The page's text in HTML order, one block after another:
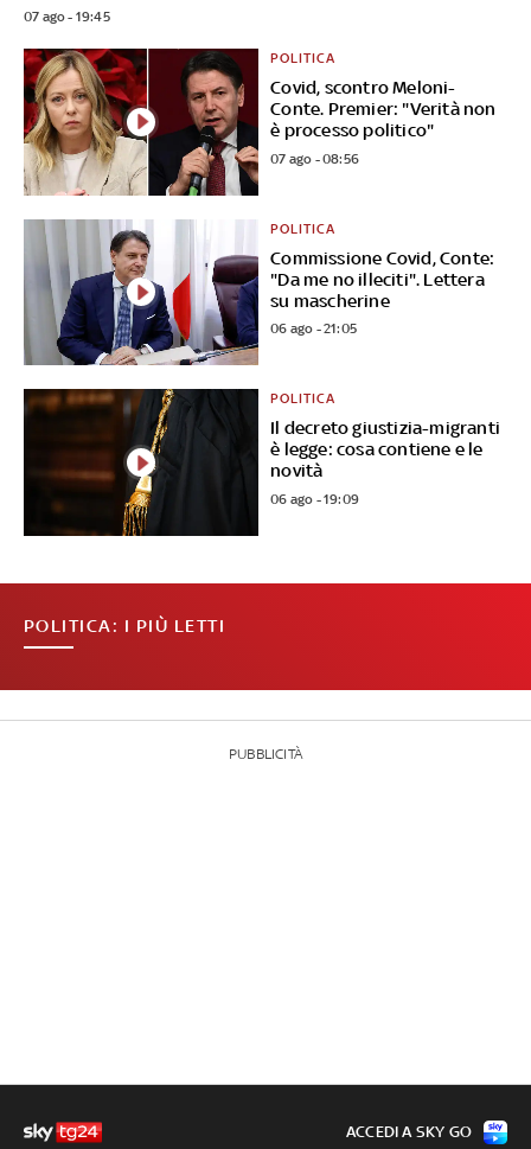
07 ago - 19:45
Covid, scontro Meloni-
Conte. Premier: "Verità non
è processo politico"
POLITICA
07 ago - 08:56
Commissione Covid, Conte:
"Da me no illeciti". Lettera
su mascherine
POLITICA
06 ago - 21:05
Il decreto giustizia-migranti
è legge: cosa contiene e le
novità
POLITICA
06 ago - 19:09
POLITICA: I PIÙ LETTI
PUBBLICITÀ
ACCEDI A SKY GO